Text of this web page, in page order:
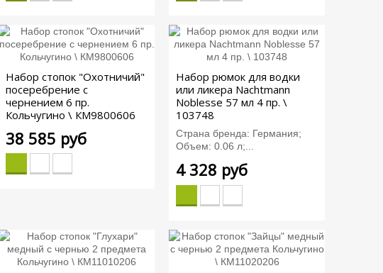
Набор стопок "Охотничий"
посеребрение с
чернением 6 пр.
Кольчугино \ КМ9800606
38 585 руб
Набор рюмок для водки
или ликера Nachtmann
Noblesse 57 мл 4 пр. \
103748
Страна бренда: Германия;
Объем: 0.06 л;...
4 328 руб